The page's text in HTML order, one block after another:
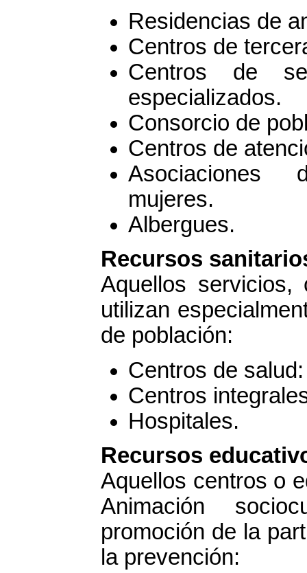
Residencias de
Centros de
Centros de
especializados.
Consorcio de
Centros de
Asociaciones
mujeres.
Albergues.
Recursos
Aquellos servicios,
utilizan
de población:
Centros de
Centros
Hospitales.
Recursos
Aquellos centros o
Animación
promoción de la
la prevención: